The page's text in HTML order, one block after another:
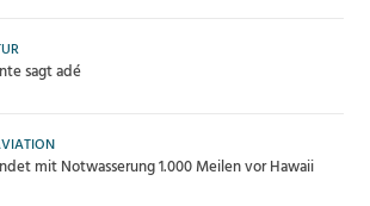
sagt adé
mit Notwasserung 1.000 Meilen vor Hawaii